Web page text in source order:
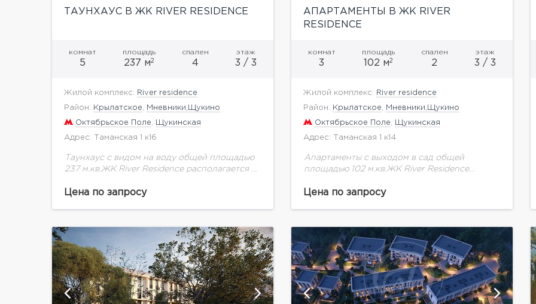
ТАУНХАУС В ЖК RIVER RESIDENCE
комнат
5
площадь
237 м2
спален
4
этаж
3 / 3
Жилой комплекс: River residence
Район: Крылатское Мневники,Щукино
Октябрьское Поле Щукинская
Адрес: Таманская 1 к16
Таунхаус с видом на воду общей площадью
237 м.кв.ЖК River Residence располагается в
самых престижных столичных уголков.
Цена по запросу
АПАРТАМЕНТЫ В ЖК RIVER
RESIDENCE
комнат
3
площадь
102 м2
спален
2
этаж
3 / 3
Жилой комплекс: River residence
Район: Крылатское Мневники,Щукино
Октябрьское Поле Щукинская
Адрес: Таманская 1 к14
Апартаменты с выходом в сад общей
площадью 102 м.кв.ЖК River Residence
Мневники, в одном из самых престижных
Цена по запросу
показать ещё 7 фотографий